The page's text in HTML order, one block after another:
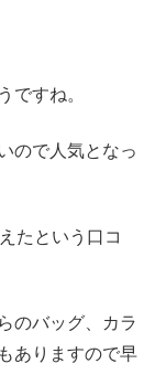
ですね。
ので人気となっ
たという口コ
のバッグ、カラ
ありますので早